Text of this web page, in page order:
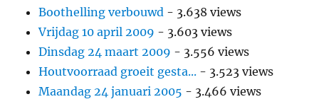
Boothelling verbouwd - 3.638 views
Vrijdag 10 april 2009 - 3.603 views
Dinsdag 24 maart 2009 - 3.556 views
Houtvoorraad groeit gesta... - 3.523 views
Maandag 24 januari 2005 - 3.466 views